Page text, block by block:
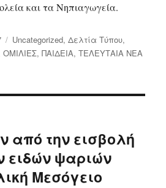
και τα Νηπιαγωγεία.
Categories
Uncategorized,Δελτία Τύπου,
ΟΜΙΛΙΕΣ,ΠΑΙΔΕΙΑ,ΤΕΛΕΥΤΑΙΑ ΝΕΑ
από την εισβολή
ειδών ψαριών
Μεσόγειο